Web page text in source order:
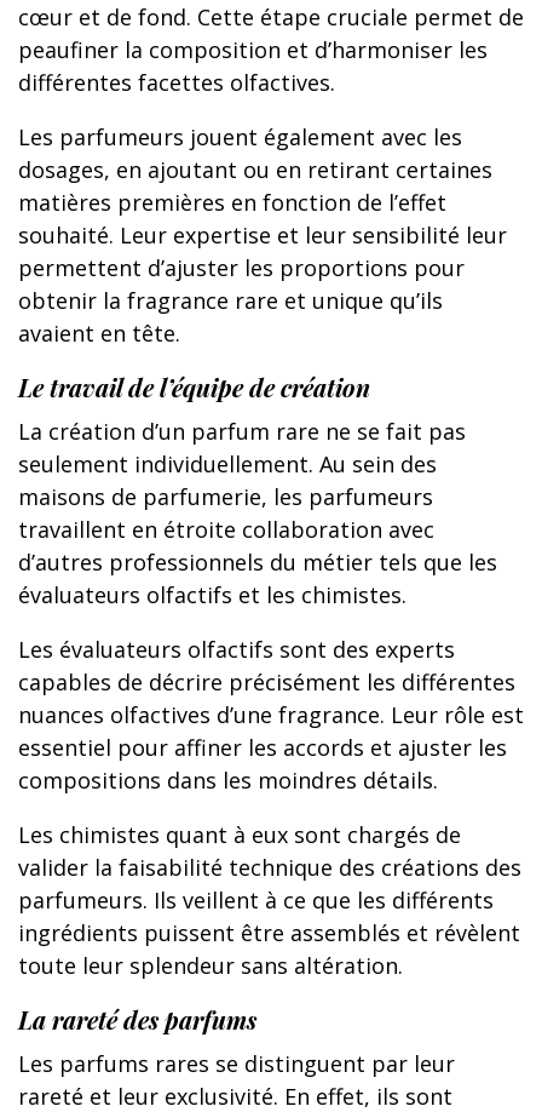
cœur et de fond. Cette étape cruciale permet de
peaufiner la composition et d’harmoniser les
différentes facettes olfactives.
Les parfumeurs jouent également avec les
dosages, en ajoutant ou en retirant certaines
matières premières en fonction de l’effet
souhaité. Leur expertise et leur sensibilité leur
permettent d’ajuster les proportions pour
obtenir la fragrance rare et unique qu’ils
avaient en tête.
Le travail de l’équipe de création
La création d’un parfum rare ne se fait pas
seulement individuellement. Au sein des
maisons de parfumerie, les parfumeurs
travaillent en étroite collaboration avec
d’autres professionnels du métier tels que les
évaluateurs olfactifs et les chimistes.
Les évaluateurs olfactifs sont des experts
capables de décrire précisément les différentes
nuances olfactives d’une fragrance. Leur rôle est
essentiel pour affiner les accords et ajuster les
compositions dans les moindres détails.
Les chimistes quant à eux sont chargés de
valider la faisabilité technique des créations des
parfumeurs. Ils veillent à ce que les différents
ingrédients puissent être assemblés et révèlent
toute leur splendeur sans altération.
La rareté des parfums
Les parfums rares se distinguent par leur
rareté et leur exclusivité. En effet, ils sont